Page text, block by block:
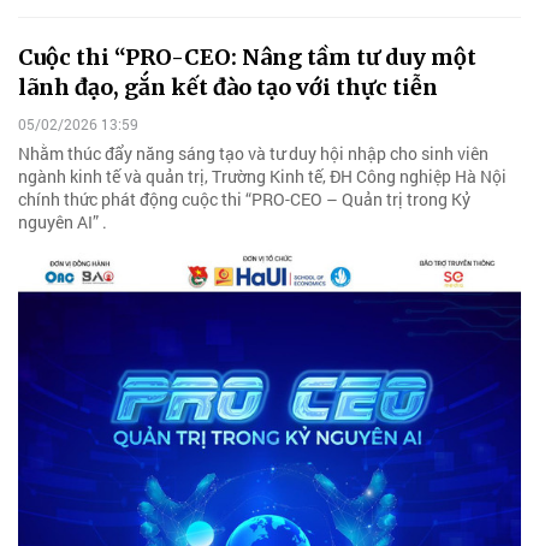
Cuộc thi “PRO-CEO: Nâng tầm tư duy một
lãnh đạo, gắn kết đào tạo với thực tiễn
05/02/2026 13:59
Nhằm thúc đẩy năng sáng tạo và tư duy hội nhập cho sinh viên
ngành kinh tế và quản trị, Trường Kinh tế, ĐH Công nghiệp Hà Nội
chính thức phát động cuộc thi “PRO-CEO – Quản trị trong Kỷ
nguyên AI” .